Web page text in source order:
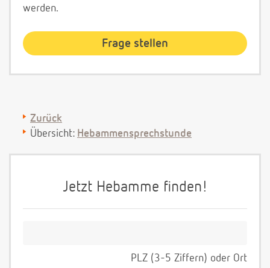
werden.
Zurück
Übersicht: Hebammensprechstunde
Jetzt Hebamme finden!
PLZ (3-5 Ziffern) oder Ort